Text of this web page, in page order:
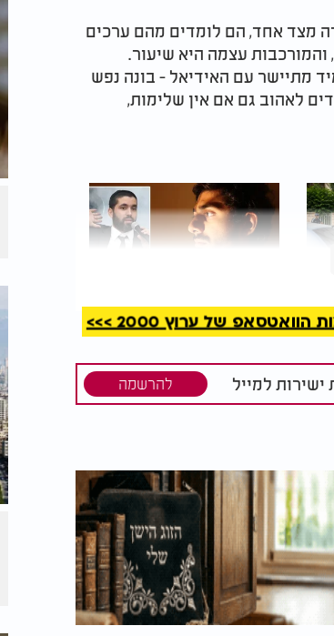
מצד אחד, הם לומדים מהם ערכים
עצמה היא שיעור.
מתיישר עם האידיאל - בונה נפש
לאהוב גם אם אין שלימות,
למה נשים מדברות יותר
מגברים? הרב שניר
בתובנה לחיים
ובמקביל, גם הבעל - אם
מרגיש:
גם אם אני חלש, היא לא
של ערוץ 2000 >>>
למייל להרשמה